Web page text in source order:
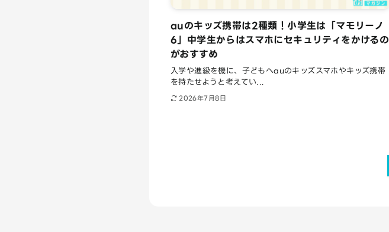
auのキッズ携帯は2種類！小学生は「マモリーノ
6」中学生からはスマホにセキュリティをかけるの
がおすすめ
入学や進級を機に、子どもへauのキッズスマホやキッズ携帯
を持たせようと考えてい...
2026年7月8日